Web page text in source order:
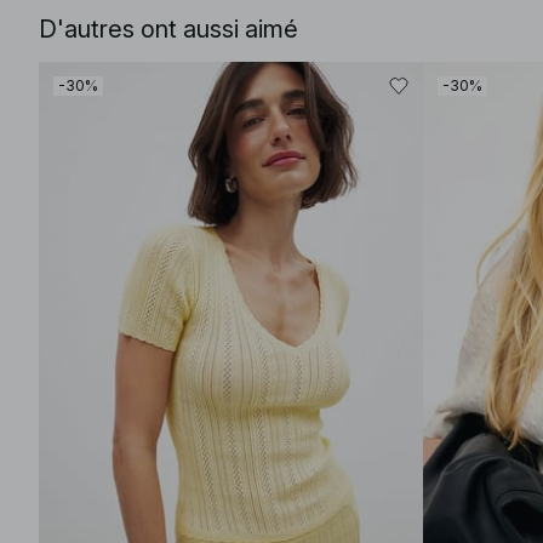
D'autres ont aussi aimé
-30% -30%